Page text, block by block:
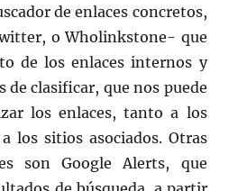
de enlaces concretos,
o Wholinkstone- que
de los enlaces internos y
de clasificar, que nos puede
los enlaces, tanto a los
los sitios asociados. Otras
son Google Alerts, que